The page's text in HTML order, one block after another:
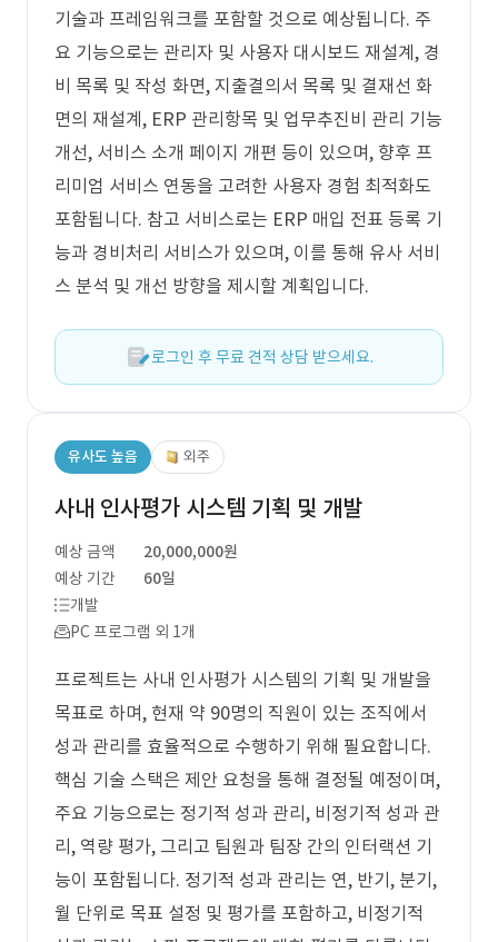
기술과 프레임워크를 포함할 것으로 예상됩니다. 주
요 기능으로는 관리자 및 사용자 대시보드 재설계, 경
비 목록 및 작성 화면, 지출결의서 목록 및 결재선 화
면의 재설계, ERP 관리항목 및 업무추진비 관리 기능
개선, 서비스 소개 페이지 개편 등이 있으며, 향후 프
리미엄 서비스 연동을 고려한 사용자 경험 최적화도
포함됩니다. 참고 서비스로는 ERP 매입 전표 등록 기
능과 경비처리 서비스가 있으며, 이를 통해 유사 서비
스 분석 및 개선 방향을 제시할 계획입니다.
로그인 후 무료 견적 상담 받으세요.
유사도 높음 외주
사내 인사평가 시스템 기획 및 개발
예상 금액
20,000,000원
예상 기간
60일
개발
PC 프로그램 외 1개
프로젝트는 사내 인사평가 시스템의 기획 및 개발을
목표로 하며, 현재 약 90명의 직원이 있는 조직에서
성과 관리를 효율적으로 수행하기 위해 필요합니다.
핵심 기술 스택은 제안 요청을 통해 결정될 예정이며,
주요 기능으로는 정기적 성과 관리, 비정기적 성과 관
리, 역량 평가, 그리고 팀원과 팀장 간의 인터랙션 기
능이 포함됩니다. 정기적 성과 관리는 연, 반기, 분기,
월 단위로 목표 설정 및 평가를 포함하고, 비정기적